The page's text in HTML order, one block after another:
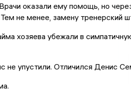
оказали ему помощь, но
не менее, замену тренерский
хозяева убежали в
не упустили. Отличился Денис